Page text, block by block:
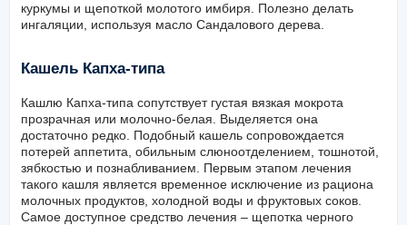
куркумы и щепоткой молотого имбиря. Полезно делать
ингаляции, используя масло Сандалового дерева.
Кашель Капха-типа
Кашлю Капха-типа сопутствует густая вязкая мокрота
прозрачная или молочно-белая. Выделяется она
достаточно редко. Подобный кашель сопровождается
потерей аппетита, обильным слюноотделением, тошнотой,
зябкостью и познабливанием. Первым этапом лечения
такого кашля является временное исключение из рациона
молочных продуктов, холодной воды и фруктовых соков.
Самое доступное средство лечения – щепотка черного